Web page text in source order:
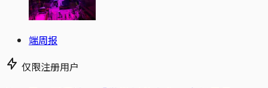
端周报
仅限注册用户